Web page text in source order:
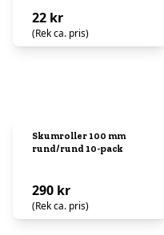
22 kr
(Rek ca. pris)
Skumroller 100 mm
rund/rund 10-pack
290 kr
(Rek ca. pris)